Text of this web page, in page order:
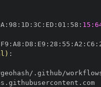
: 98 : 1D : 3C : ED : 01 : 58 :
F9 : A8 : D8 : E9 : 28 : 55 : A2 : C6 :
:
.github/
//token.actions.githubusercontent.com